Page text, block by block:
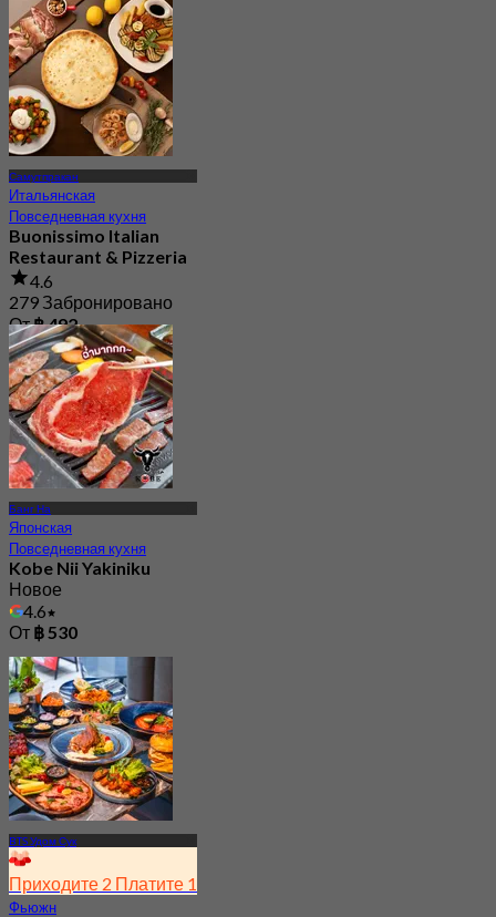
Самутпракан
Итальянская
Повседневная кухня
Buonissimo Italian
Restaurant & Pizzeria
4.6
279 Забронировано
От฿ 492
Банг На
Японская
Повседневная кухня
Kobe Nii Yakiniku
Новое
4.6
От ฿ 530
BTS Удом Сук
Приходите 2 Платите 1
Фьюжн